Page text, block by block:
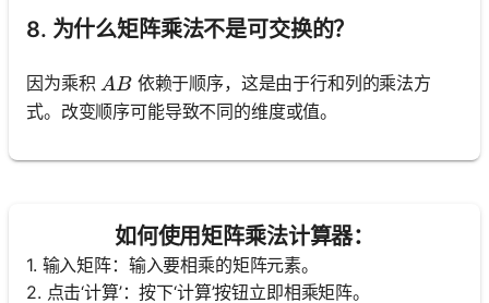
8. 为什么矩阵乘法不是可交换的？
因为乘积 A B
AB依赖于顺序，这是由于行和列的乘法方
式。改变顺序可能导致不同的维度或值。
如何使用矩阵乘法计算器：
1. 输入矩阵：输入要相乘的矩阵元素。
2. 点击‘计算’：按下‘计算’按钮立即相乘矩阵。